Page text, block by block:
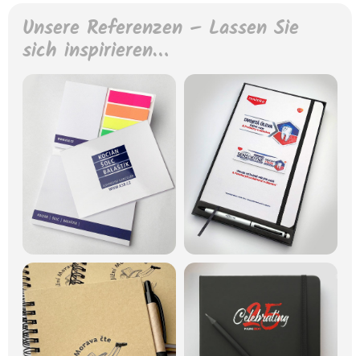
Unsere Referenzen – Lassen Sie
sich inspirieren…